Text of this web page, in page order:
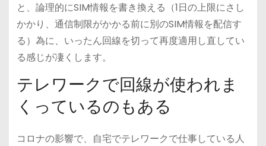
と、論理的にSIM情報を書き換える（1日の上限にさし
かかり、通信制限がかかる前に別のSIM情報を配信す
る）為に、いったん回線を切って再度適用し直してい
る感じが凄くします。
テレワークで回線が使われま
くっているのもある
コロナの影響で、自宅でテレワークで仕事している人